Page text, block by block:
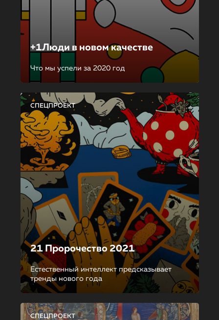
+1Люди в новом качестве
Что мы успели за 2020 год
СПЕЦПРОЕКТ
21 Пророчество 2021
Естественный интеллект предсказывает
тренды нового года
СПЕЦПРОЕКТ